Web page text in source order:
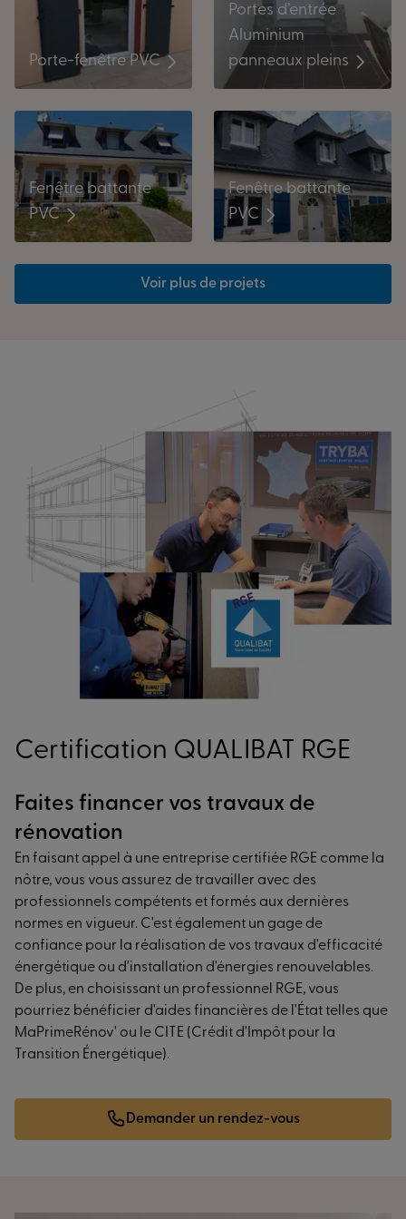
Porte-fenêtre PVC
Portes d’entrée
Aluminium
panneaux pleins
Fenêtre battante
PVC
Fenêtre battante
PVC
Voir plus de projets
Certification QUALIBAT RGE
Faites financer vos travaux de
rénovation
En faisant appel à une entreprise certifiée RGE comme la
nôtre, vous vous assurez de travailler avec des
professionnels compétents et formés aux dernières
normes en vigueur. C'est également un gage de
confiance pour la réalisation de vos travaux d'efficacité
énergétique ou d'installation d'énergies renouvelables.
De plus, en choisissant un professionnel RGE, vous
pourriez bénéficier d'aides financières de l'État telles que
MaPrimeRénov' ou le CITE (Crédit d'Impôt pour la
Transition Énergétique).
Demander un rendez-vous